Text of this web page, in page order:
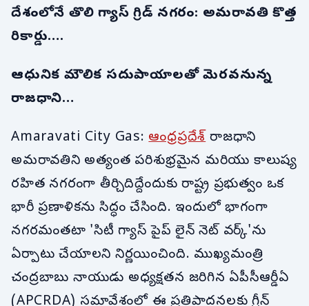
దేశంలోనే తొలి గ్యాస్ గ్రిడ్ నగరం: అమరావతి కొత్త
రికార్డు….
ఆధునిక మౌలిక సదుపాయాలతో మెరవనున్న
రాజధాని…
Amaravati City Gas:ఆంధ్రప్రదేశ్రాజధాని
అమరావతిని అత్యంత పరిశుభ్రమైన మరియు కాలుష్య
రహిత నగరంగా తీర్చిదిద్దేందుకు రాష్ట్ర ప్రభుత్వం ఒక
భారీ ప్రణాళికను సిద్ధం చేసింది. ఇందులో భాగంగా
నగరమంతటా 'సిటీ గ్యాస్ పైప్ లైన్ నెట్ వర్క్'ను
ఏర్పాటు చేయాలని నిర్ణయించింది. ముఖ్యమంత్రి
చంద్రబాబు నాయుడు అధ్యక్షతన జరిగిన ఏపీసీఆర్డీఏ
(APCRDA) సమావేశంలో ఈ ప్రతిపాదనలకు గ్రీన్